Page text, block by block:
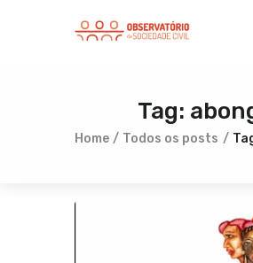
Tag:
Home Todos os posts
Sobre